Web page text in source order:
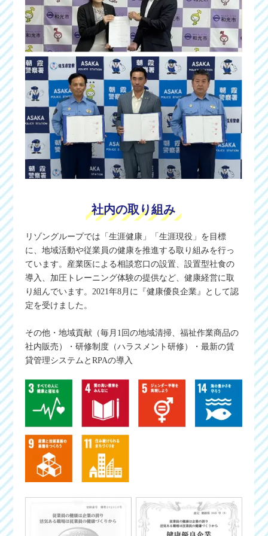
社内の取り組み
リゾングループでは「生涯健康」「生涯現役」を目標
に、地域活動や従業員の健康を推進する取り組みを行っ
ています。産業医による相談窓口の設置、設置型社食の
導入、加圧トレーニング体験の提供など、健康経営に取
り組んでいます。2021年8月に『健康優良企業』として認
定を受けました。
その他・地域貢献（毎月1回の地域清掃、福祉作業商品の
社内販売）・研修制度（ハラスメント研修）・最新の賃
貸管理システムとRPAの導入